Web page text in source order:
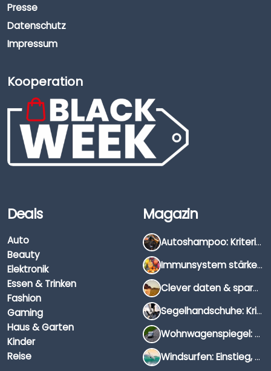
Presse
Datenschutz
Impressum
Kooperation
Deals
Auto
Beauty
Elektronik
Essen & Trinken
Fashion
Gaming
Haus & Garten
Kinder
Reise
Magazin
Autoshampoo: Kriterien, Unterschiede & Anwendung
Immunsystem stärken: Hausmittel, Vitamine & Wissenswertes
Clever daten & sparen: So findest du die besten Deals für Dates und Unternehmungen
Segelhandschuhe: Kriterien, Materialien & Tipps
Wohnwagenspiegel: Auswahl, Preise & Montage
Windsurfen: Einstieg, Ausrüstung & Tipps